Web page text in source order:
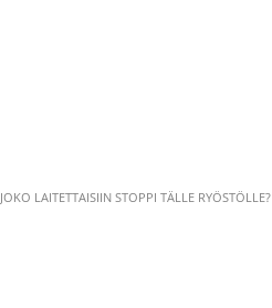
JOKO LAITETTAISIIN STOPPI TÄLLE RYÖSTÖLLE?